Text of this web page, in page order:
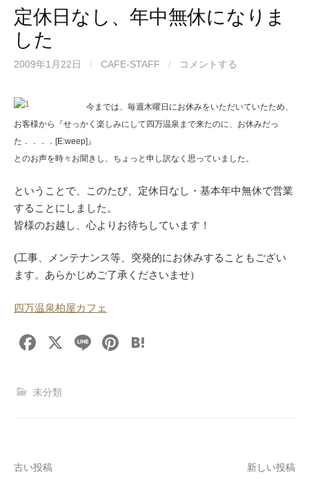
定休日なし、年中無休になりま
した
2009年1月22日 / CAFE-STAFF / コメントする
今までは、毎週木曜日にお休みをいただいていたため、
お客様から『せっかく楽しみにして四万温泉まで来たのに、お休みだっ
た．．．．[E:weep]』
とのお声を時々お聞きし、ちょっと申し訳なく思っていました。
ということで、このたび、定休日なし・基本年中無休で営業
することにしました。
皆様のお越し、心よりお待ちしています！
(工事、メンテナンス等、突発的にお休みすることもござい
ます。あらかじめご了承くださいませ）
四万温泉柏屋カフェ
F
c
X
Li
Pi
未分類
投
古い投稿 新しい投稿